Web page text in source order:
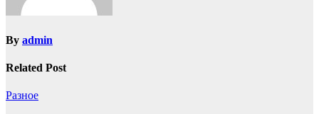
By admin
Related Post
Разное